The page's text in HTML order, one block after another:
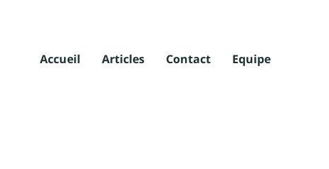
Accueil Articles Contact Equipe